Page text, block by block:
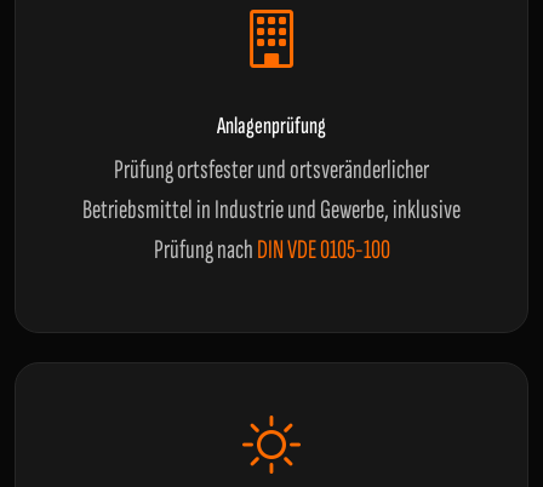
Anlagenprüfung
Prüfung ortsfester und ortsveränderlicher
Betriebsmittel in Industrie und Gewerbe, inklusive
Prüfung nachDIN VDE 0105-100